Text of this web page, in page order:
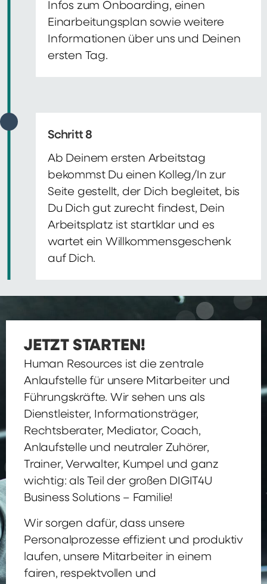
Infos zum Onboarding, einen
Einarbeitungsplan sowie weitere
Informationen über uns und Deinen
ersten Tag.
Schritt 8
Ab Deinem ersten Arbeitstag
bekommst Du einen Kolleg/In zur
Seite gestellt, der Dich begleitet, bis
Du Dich gut zurecht findest, Dein
Arbeitsplatz ist startklar und es
wartet ein Willkommensgeschenk
auf Dich.
JETZT STARTEN!
Human Resources ist die zentrale
Anlaufstelle für unsere Mitarbeiter und
Führungskräfte. Wir sehen uns als
Dienstleister, Informationsträger,
Rechtsberater, Mediator, Coach,
Anlaufstelle und neutraler Zuhörer,
Trainer, Verwalter, Kumpel und ganz
wichtig: als Teil der großen DIGIT4U
Business Solutions – Familie!
Wir sorgen dafür, dass unsere
Personalprozesse effizient und produktiv
laufen, unsere Mitarbeiter in einem
fairen, respektvollen und